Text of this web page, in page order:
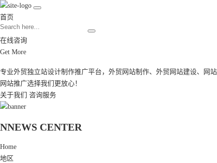
首页
在线咨询
Get More
专业外贸独立站设计制作推广平台， 外贸网站制作、 外贸网站建设、
网站
网站推广选择我们更放心！
关于我们
咨询服务
NNEWS CENTER
Home
地区